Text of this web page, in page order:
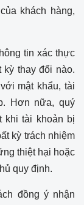
khách hàng,
tin xác thực
kỳ thay đổi nào.
mật khẩu, tài
Hơn nữa, quý
khi tài khoản bị
kỳ trách nhiệm
thiệt hại hoặc
quy định.
đồng ý nhận